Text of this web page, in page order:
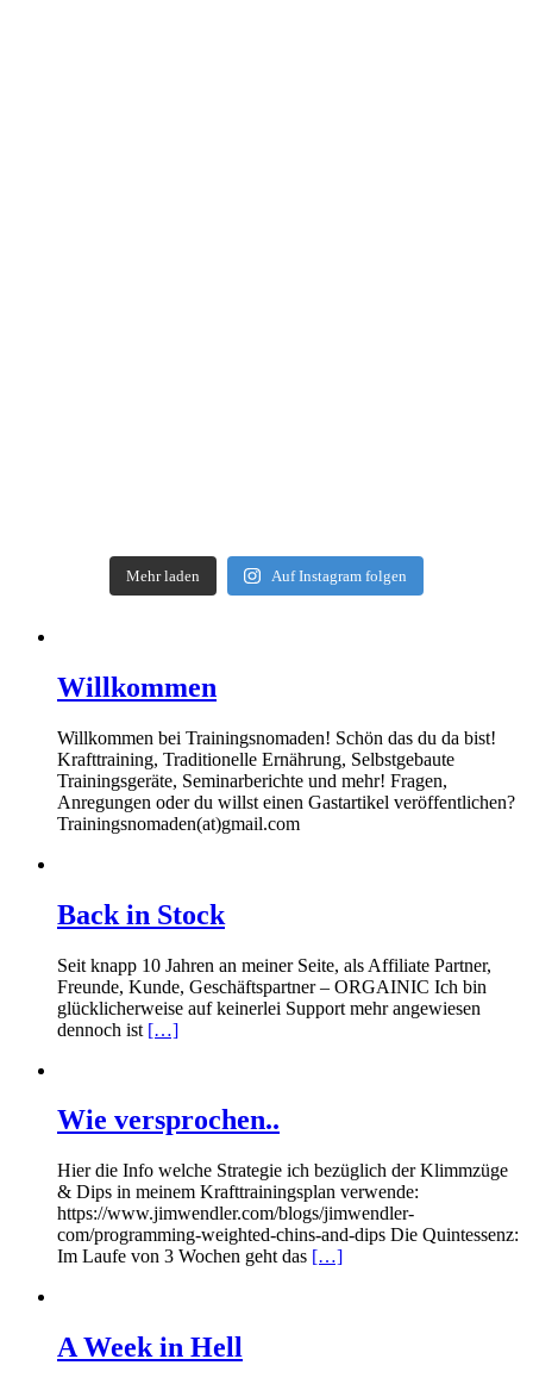
Mehr laden Auf Instagram folgen
Willkommen
Willkommen bei Trainingsnomaden! Schön das du da bist!
Krafttraining, Traditionelle Ernährung, Selbstgebaute
Trainingsgeräte, Seminarberichte und mehr! Fragen,
Anregungen oder du willst einen Gastartikel veröffentlichen?
Trainingsnomaden(at)gmail.com
Back in Stock
Seit knapp 10 Jahren an meiner Seite, als Affiliate Partner,
Freunde, Kunde, Geschäftspartner – ORGAINIC Ich bin
glücklicherweise auf keinerlei Support mehr angewiesen
dennoch ist […]
Wie versprochen..
Hier die Info welche Strategie ich bezüglich der Klimmzüge
& Dips in meinem Krafttrainingsplan verwende:
https://www.jimwendler.com/blogs/jimwendler-
com/programming-weighted-chins-and-dips Die Quintessenz:
Im Laufe von 3 Wochen geht das […]
A Week in Hell